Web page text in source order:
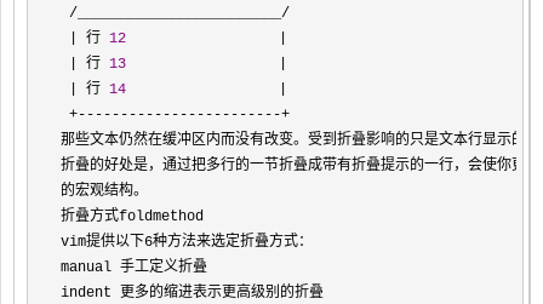
/________________________/
| 行 12
| 行 13
| 行 14
+------------------------+
那些文本仍然在缓冲区内而没有改变。受到折叠影响的只是文本行显示的
折叠的好处是，通过把多行的一节折叠成带有折叠提示的一行，会使你更
的宏观结构。
折叠方式foldmethod
vim提供以下6种方法来选定折叠方式：
manual 手工定义折叠
indent 更多的缩进表示更高级别的折叠